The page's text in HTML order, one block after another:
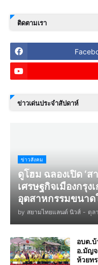
ติดตามเรา
ข่าวเด่นประจำสัปดาห์
ข่าวสังคม
ดูโฮม ฉลองเปิด ‘
เศรษฐกิจเมืองกรุ
อุตสาหกรรมขนา
by สยามไทยแลนด์ นิวส์ - ตุล
อบต.
อ.มัญ
ห้วยท